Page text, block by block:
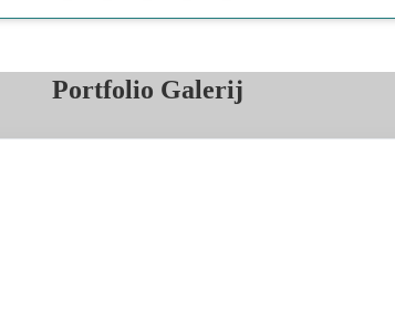
Portfolio Galerij